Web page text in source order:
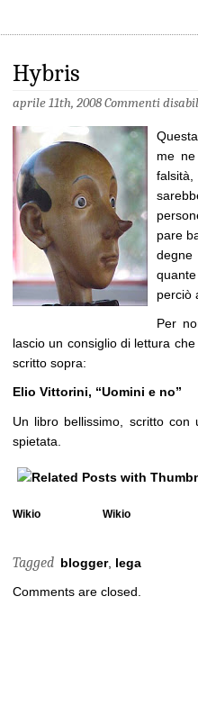
Hybris
aprile 11th, 2008Commenti
me
pare
perciò
Per
lascio un consiglio di lettura
scritto sopra:
Elio Vittorini, “Uomini e no”
Un libro bellissimo, scritto
spietata.
Wikio Wikio
Tagged blogger, lega
Comments are closed.